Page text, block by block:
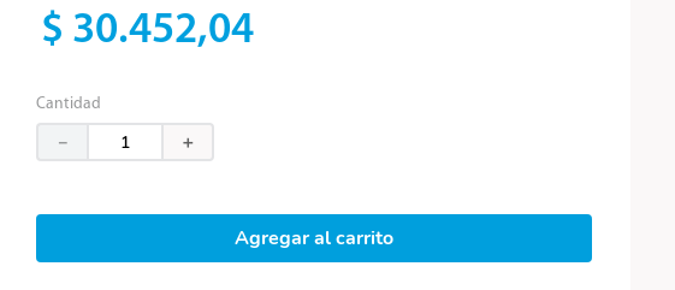
$ 30.452,04
Cantidad
＋
－
Agregar al carrito